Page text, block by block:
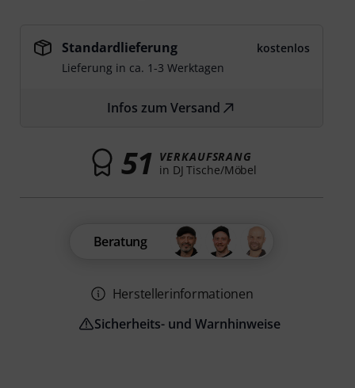
Standardlieferung
kostenlos
Lieferung in ca. 1-3 Werktagen
Infos zum Versand
51 VERKAUFSRANG
in DJ Tische/Möbel
Beratung
Herstellerinformationen
Sicherheits- und Warnhinweise